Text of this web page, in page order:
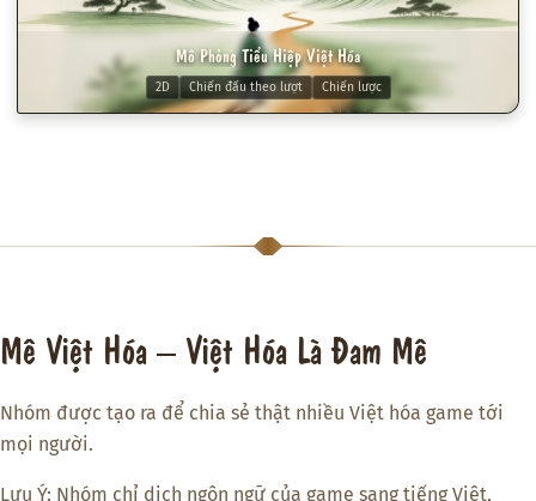
Mô Phỏng Tiểu Hiệp Việt Hóa
2D Chiến đấu theo lượt Chiến lược
Mê Việt Hóa – Việt Hóa Là Đam Mê
Nhóm được tạo ra để chia sẻ thật nhiều Việt hóa game tới
mọi người.
Lưu Ý: Nhóm chỉ dịch ngôn ngữ của game sang tiếng Việt,